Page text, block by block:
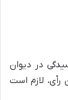
در دیوان
رأی، لازم است